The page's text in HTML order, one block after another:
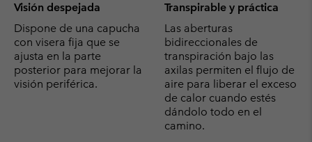
Visión despejada
Dispone de una capucha
con visera fija que se
ajusta en la parte
posterior para mejorar la
visión periférica.
Transpirable y práctica
Las aberturas
bidireccionales de
transpiración bajo las
axilas permiten el flujo de
aire para liberar el exceso
de calor cuando estés
dándolo todo en el
camino.